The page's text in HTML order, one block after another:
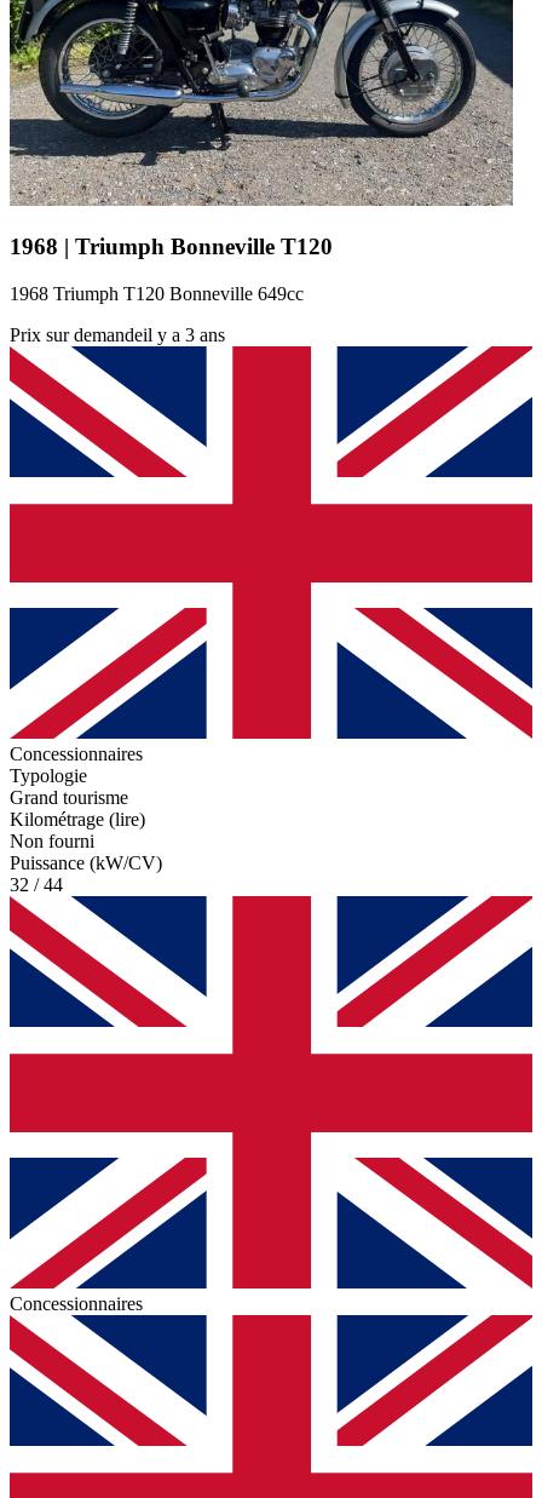
1968 | Triumph Bonneville T120
1968 Triumph T120 Bonneville 649cc
Prix sur demandeil y a 3 ans
Concessionnaires
Typologie
Grand tourisme
Kilométrage (lire)
Non fourni
Puissance (kW/CV)
32 / 44
Concessionnaires